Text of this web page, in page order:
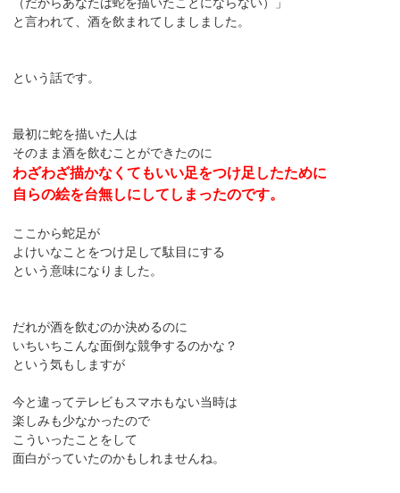
（だからあなたは蛇を描いたことにならない）」
と言われて、酒を飲まれてしましました。
という話です。
最初に蛇を描いた人は
そのまま酒を飲むことができたのに
わざわざ描かなくてもいい足をつけ足したために
自らの絵を台無しにしてしまったのです。
ここから蛇足が
よけいなことをつけ足して駄目にする
という意味になりました。
だれが酒を飲むのか決めるのに
いちいちこんな面倒な競争するのかな？
という気もしますが
今と違ってテレビもスマホもない当時は
楽しみも少なかったので
こういったことをして
面白がっていたのかもしれませんね。